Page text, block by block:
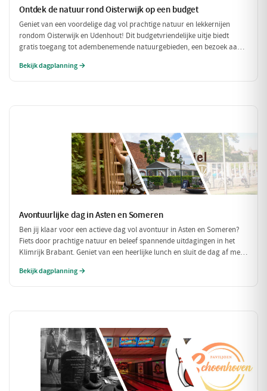
Ontdek de natuur rond Oisterwijk op een budget
Geniet van een voordelige dag vol prachtige natuur en lekkernijen
rondom Oisterwijk en Udenhout! Dit budgetvriendelijke uitje biedt
gratis toegang tot adembenemende natuurgebieden, een bezoek aan
lunch. Perfect voor een dag vol avontuur zonder je portemonnee te
Bekijk dagplanning →
Avontuurlijke dag in Asten en Someren
Ben jij klaar voor een actieve dag vol avontuur in Asten en Someren?
Fiets door prachtige natuur en beleef spannende uitdagingen in het
Klimrijk Brabant. Geniet van een heerlijke lunch en sluit de dag af met
fietsen!
Bekijk dagplanning →